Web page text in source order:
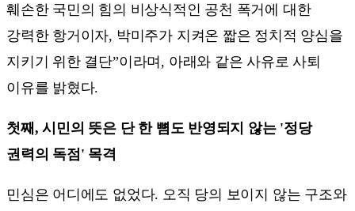
훼손한 국민의 힘의 비상식적인 공천 폭거에 대한
강력한 항거이자, 박미주가 지켜온 짧은 정치적 양심을
지키기 위한 결단”이라며, 아래와 같은 사유로 사퇴
이유를 밝혔다.
첫째, 시민의 뜻은 단 한 뼘도 반영되지 않는 '정당
권력의 독점' 목격
민심은 어디에도 없었다. 오직 당의 보이지 않는 구조와